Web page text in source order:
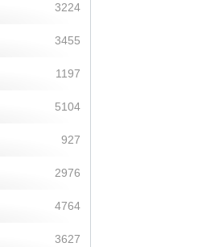
3224
3455
1197
5104
927
2976
4764
3627